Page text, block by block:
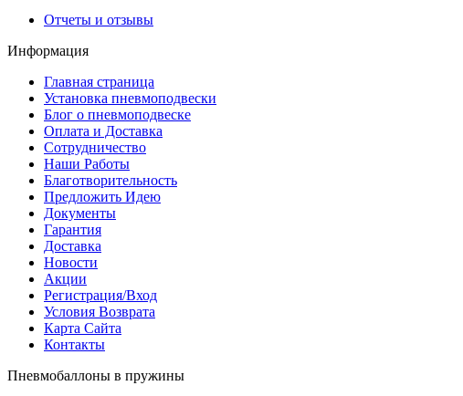
Отчеты и отзывы
Информация
Главная страница
Установка пневмоподвески
Блог о пневмоподвеске
Оплата и Доставка
Сотрудничество
Наши Работы
Благотворительность
Предложить Идею
Документы
Гарантия
Доставка
Новости
Акции
Регистрация/Вход
Условия Возврата
Карта Сайта
Контакты
Пневмобаллоны в пружины